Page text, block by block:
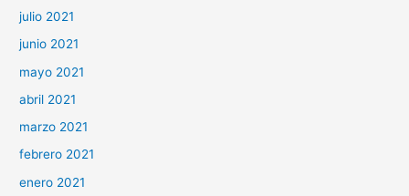
julio 2021
junio 2021
mayo 2021
abril 2021
marzo 2021
febrero 2021
enero 2021